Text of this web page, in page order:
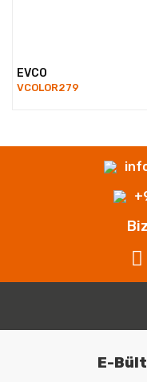
EVCO
VCOLOR279
E-